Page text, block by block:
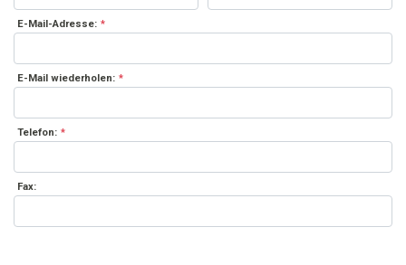
E-Mail-Adresse: *
E-Mail wiederholen: *
Telefon: *
Fax: